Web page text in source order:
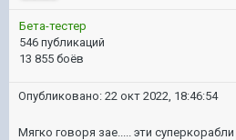
Бета-тестер
546 публикаций
13 855 боёв
Опубликовано: 22 окт 2022, 18:46:54
Мягко говоря зае..... эти